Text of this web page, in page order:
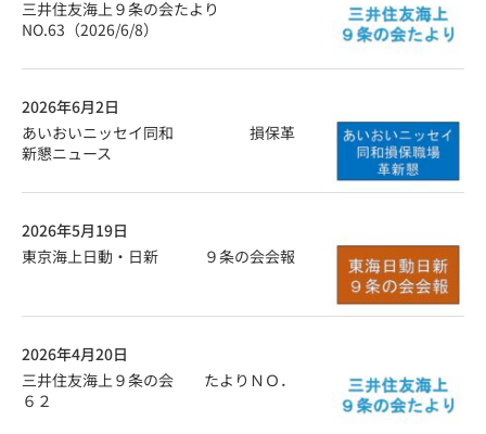
三井住友海上９条の会たより
NO.63（2026/6/8）
あいおいニッセイ同和 損保革
新懇ニュース
2026年6月2日
東京海上日動・日新 ９条の会会報
2026年5月19日
三井住友海上９条の会 たよりＮＯ．
６２
2026年4月20日